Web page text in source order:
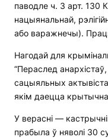
паводле ч. 3 арт. 130
нацыянальнай,
або варажнечы).
Нагодай для
“Пераслед
сацыяльных
якім даецца
У верасні —
прабыла ў няволі 30